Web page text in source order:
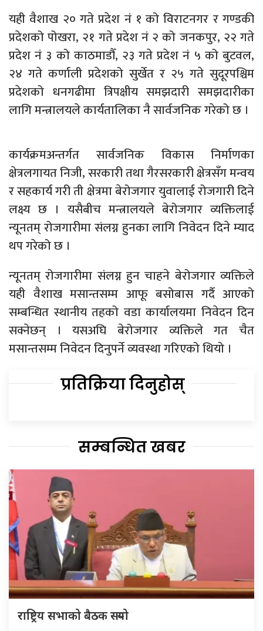
यही वैशाख २० गते प्रदेश नं १ को विराटनगर र गण्डकी
प्रदेशको पोखरा, २१ गते प्रदेश नं २ को जनकपुर, २२ गते
प्रदेश नं ३ को काठमाडौँ, २३ गते प्रदेश नं ५ को बुटवल,
२४ गते कर्णाली प्रदेशको सुर्खेत र २५ गते सुदूरपश्चिम
प्रदेशको धनगढीमा त्रिपक्षीय समझदारी समझदारीका
लागि मन्त्रालयले कार्यतालिका नै सार्वजनिक गरेको छ ।
कार्यक्रमअन्तर्गत सार्वजनिक विकास निर्माणका
क्षेत्रलगायत निजी, सरकारी तथा गैरसरकारी क्षेत्रसँग मन्वय
र सहकार्य गरी ती क्षेत्रमा बेरोजगार युवालाई रोजगारी दिने
लक्ष्य छ । यसैबीच मन्त्रालयले बेरोजगार व्यक्तिलाई
न्यूनतम् रोजगारीमा संलग्न हुनका लागि निवेदन दिने म्याद
थप गरेको छ ।
न्यूनतम् रोजगारीमा संलग्न हुन चाहने बेरोजगार व्यक्तिले
यही वैशाख मसान्तसम्म आफू बसोबास गर्दै आएको
सम्बन्धित स्थानीय तहको वडा कार्यालयमा निवेदन दिन
सक्नेछन् । यसअघि बेरोजगार व्यक्तिले गत चैत
मसान्तसम्म निवेदन दिनुपर्ने व्यवस्था गरिएको थियो ।
प्रतिक्रिया दिनुहोस्
सम्बन्धित खबर
राष्ट्रिय सभाको बैठक सर्‍यो